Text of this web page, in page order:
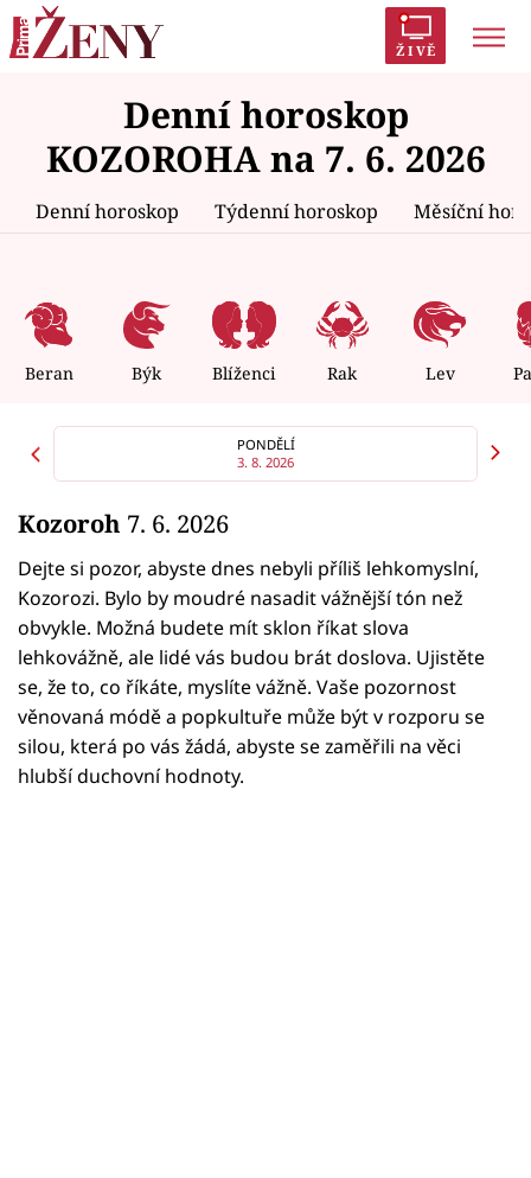
ŽIVĚ
Polabí Inspekce Prostřeno!
AYTO?
Módní alarm
Zrádci Proměny
Témata
Celebrity
Seriály
Horoskopy
Sledujte prima+
Filmový festival Karlovy Vary
Pořady
Mámy sobě
Denní horoskop
KOZOROHA na 7. 6. 2026
Denní horoskop Týdenní horoskop Měsíční
Beran Býk Blíženci Rak Lev
PONDĚLÍ
3. 8. 2026
Kozoroh 7. 6. 2026
Dejte si pozor, abyste dnes nebyli příliš lehkomyslní,
Kozorozi. Bylo by moudré nasadit vážnější tón než
obvykle. Možná budete mít sklon říkat slova
lehkovážně, ale lidé vás budou brát doslova. Ujistěte
se, že to, co říkáte, myslíte vážně. Vaše pozornost
věnovaná módě a popkultuře může být v rozporu se
silou, která po vás žádá, abyste se zaměřili na věci
hlubší duchovní hodnoty.